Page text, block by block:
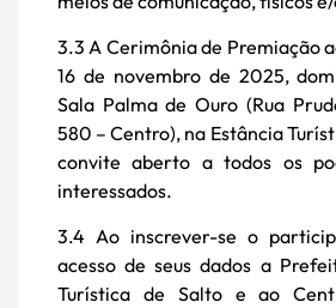
3.3 A Cerimônia de Premiação
16 de novembro de 2025,
Sala Palma de Ouro (Rua
580 – Centro), na Estância
convite aberto a todos os
interessados.
3.4 Ao inscrever-se o
acesso de seus dados a
Turística de Salto e ao